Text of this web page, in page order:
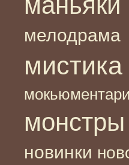
мелодрама
мистика
мокьюментари
монстры
новинки